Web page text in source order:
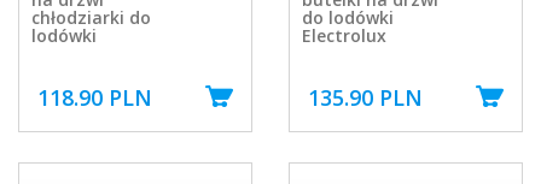
chłodziarki do
lodówki
118.90 PLN
do lodówki
Electrolux
135.90 PLN